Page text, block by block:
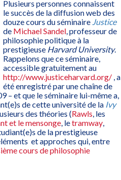
Plusieurs personnes connaissent
le succès de la diffusion web des
douze cours du séminaire Justice
de Michael Sandel , professeur de
philosophie politique à la
prestigieuse Harvard University.
Rappelons que ce séminaire,
accessible gratuitement au
http://www.justiceharvard.org/ , a
été enregistré par une chaîne de
– et que le séminaire lui-même a,
de cette université de la Ivy
des théories (Rawls , les
et le mensonge , letramway
de la prestigieuse
et approches qui, entre
cours de philosophie